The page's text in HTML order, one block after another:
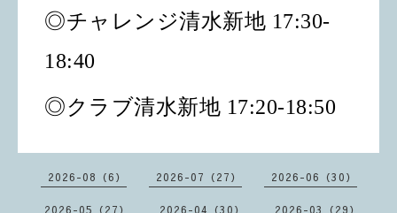
◎チャレンジ清水新地 17:30-
18:40
◎クラブ清水新地 17:20-18:50
2026-08（6） 2026-07（27） 2026-06（30）
2026-05（27） 2026-04（30） 2026-03（29）